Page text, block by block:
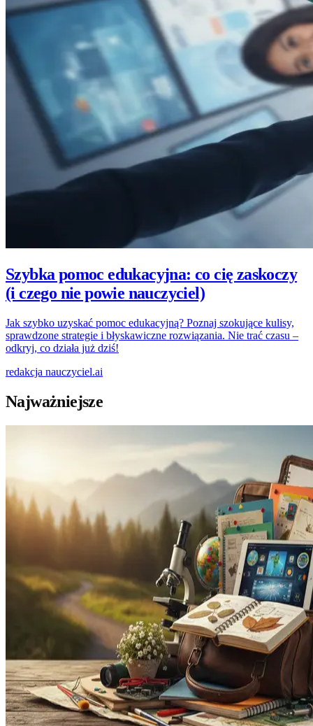
Szybka pomoc edukacyjna: co cię zaskoczy
(i czego nie powie nauczyciel)
Jak szybko uzyskać pomoc edukacyjną? Poznaj szokujące kulisy,
sprawdzone strategie i błyskawiczne rozwiązania. Nie trać czasu –
odkryj, co działa już dziś!
redakcja nauczyciel.ai
Najważniejsze